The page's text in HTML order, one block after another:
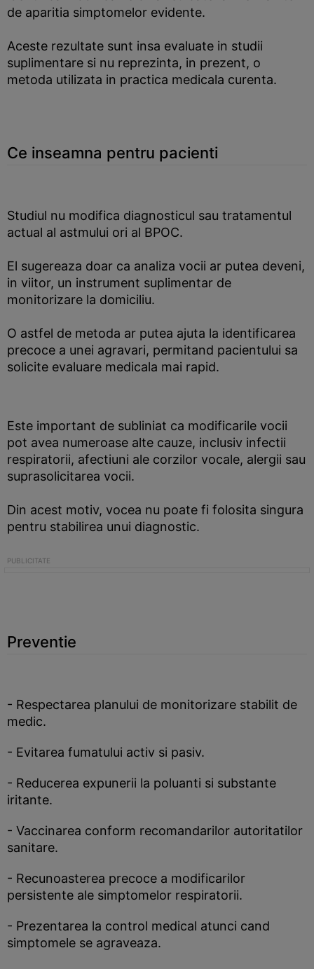
de aparitia simptomelor evidente.
Aceste rezultate sunt insa evaluate in studii
suplimentare si nu reprezinta, in prezent, o
metoda utilizata in practica medicala curenta.
Ce inseamna pentru pacienti
Studiul nu modifica diagnosticul sau tratamentul
actual al astmului ori al BPOC.
El sugereaza doar ca analiza vocii ar putea deveni,
in viitor, un instrument suplimentar de
monitorizare la domiciliu.
O astfel de metoda ar putea ajuta la identificarea
precoce a unei agravari, permitand pacientului sa
solicite evaluare medicala mai rapid.
Este important de subliniat ca modificarile vocii
pot avea numeroase alte cauze, inclusiv infectii
respiratorii, afectiuni ale corzilor vocale, alergii sau
suprasolicitarea vocii.
Din acest motiv, vocea nu poate fi folosita singura
pentru stabilirea unui diagnostic.
Preventie
- Respectarea planului de monitorizare stabilit de
medic.
- Evitarea fumatului activ si pasiv.
- Reducerea expunerii la poluanti si substante
iritante.
- Vaccinarea conform recomandarilor autoritatilor
sanitare.
- Recunoasterea precoce a modificarilor
persistente ale simptomelor respiratorii.
- Prezentarea la control medical atunci cand
simptomele se agraveaza.